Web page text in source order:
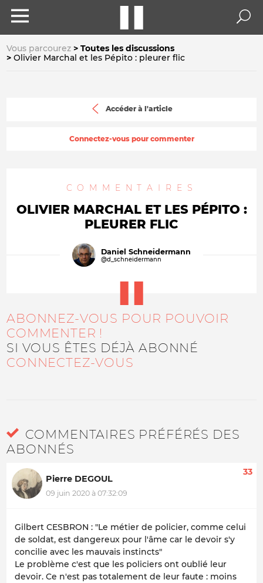
Vous parcourez
Toutes les discussions
Olivier Marchal et les Pépito : pleurer flic
Accéder à l'article
Connectez-vous pour commenter
COMMENTAIRES
OLIVIER MARCHAL ET LES PÉPITO :
PLEURER FLIC
Daniel Schneidermann
@d_schneidermann
ABONNEZ-VOUS POUR POUVOIR
COMMENTER !
SI VOUS ÊTES DÉJÀ ABONNÉ
CONNECTEZ-VOUS
COMMENTAIRES PRÉFÉRÉS DES
ABONNÉS
Pierre DEGOUL
09 juin 2020 à 07:32:09
33
Gilbert CESBRON : "Le métier de policier, comme celui
de soldat, est dangereux pour l'âme car le devoir s'y
concilie avec les mauvais instincts"
Le problème c'est que les policiers ont oublié leur
devoir. Ce n'est pas totalement de leur faute : moins